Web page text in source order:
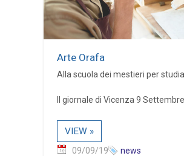
Arte Orafa
Alla scuola dei mestieri per
Il giornale di Vicenza 9
VIEW »
09/09/19 news